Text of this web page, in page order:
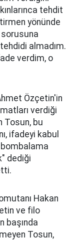
tehdit
yönünde
almadım.
verdim, o
Özçetin'in
verdiği
Tosun, bu
ifadeyi kabul
dediği
Hakan
ve filo
başında
Tosun,